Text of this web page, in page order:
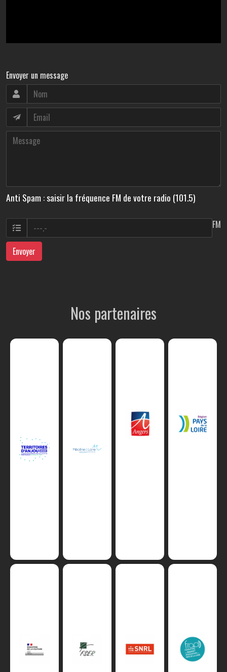
Envoyer un message
Anti Spam : saisir la fréquence FM de votre radio (101.5)
FM
Envoyer
Nos partenaires